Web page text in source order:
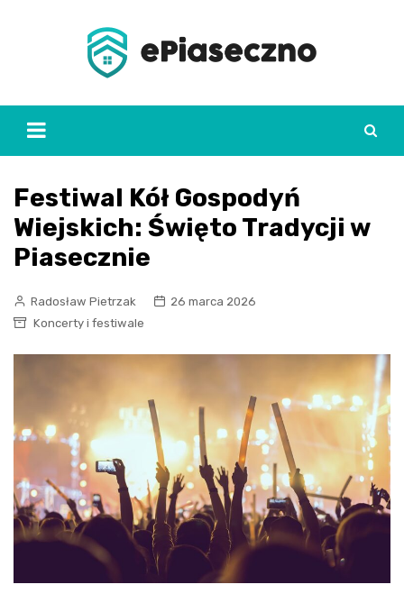
Festiwal Kół Gospodyń
Wiejskich: Święto Tradycji w
Piasecznie
Radosław Pietrzak
26 marca 2026
Koncerty i festiwale